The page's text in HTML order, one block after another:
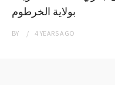
بولاية الخرطوم
BY 4 YEARSAGO